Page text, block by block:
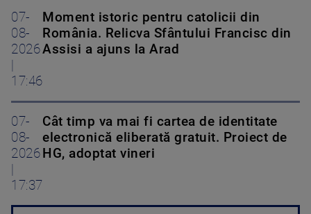
07-
08-
2026
17:46
Moment istoric pentru catolicii din
România. Relicva Sfântului Francisc din
Assisi a ajuns la Arad
07-
08-
2026
17:37
Cât timp va mai fi cartea de identitate
electronică eliberată gratuit. Proiect de
HG, adoptat vineri